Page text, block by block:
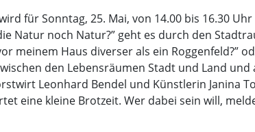
für Sonntag, 25. Mai, von 14.00 bis 16.30
Natur noch Natur?” geht es durch den
meinem Haus diverser als ein Roggenfeld?”
den Lebensräumen Stadt und Land
Leonhard Bendel und Künstlerin Janina
eine kleine Brotzeit. Wer dabei sein will,